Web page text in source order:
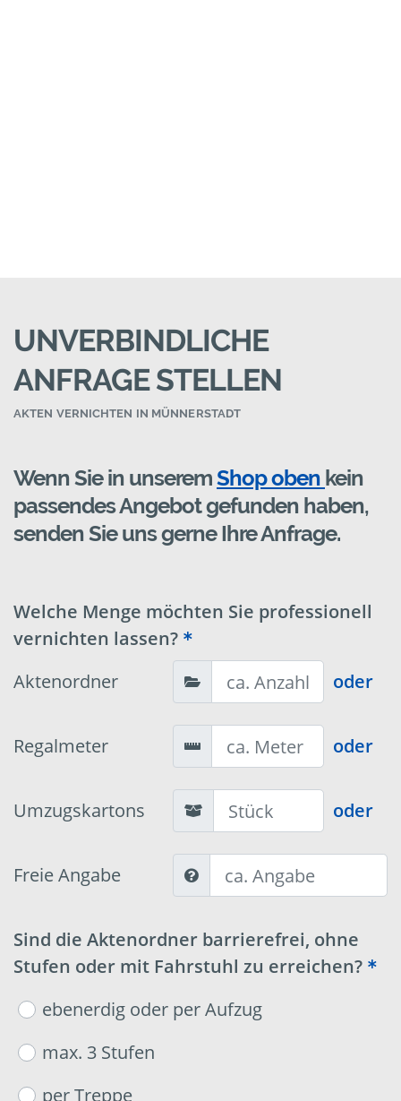
UNVERBINDLICHE
ANFRAGE STELLEN
AKTEN VERNICHTEN IN MÜNNERSTADT
Wenn Sie in unseremShop oben kein
passendes Angebot gefunden haben,
senden Sie uns gerne Ihre Anfrage.
Welche Menge möchten Sie professionell
vernichten lassen?
Aktenordner
oder
Regalmeter oder
Umzugskartons oder
Freie Angabe
Sind die Aktenordner barrierefrei, ohne
Stufen oder mit Fahrstuhl zu erreichen?
ebenerdig oder per Aufzug
max. 3 Stufen
per Treppe